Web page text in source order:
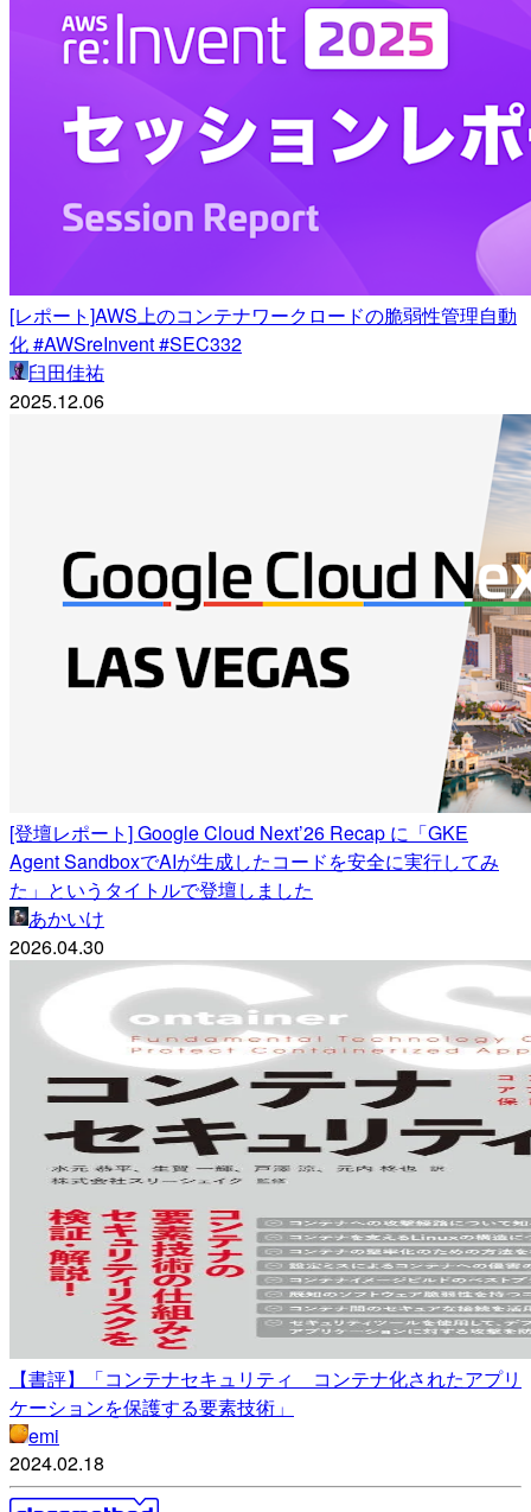
[レポート]AWS上のコンテナワークロードの脆弱性管理自動
化 #AWSreInvent #SEC332
臼田佳祐
2025.12.06
[登壇レポート] Google Cloud Next’26 Recap に「GKE
Agent SandboxでAIが生成したコードを安全に実行してみ
た」というタイトルで登壇しました
あかいけ
2026.04.30
【書評】「コンテナセキュリティ コンテナ化されたアプリ
ケーションを保護する要素技術」
emi
2024.02.18